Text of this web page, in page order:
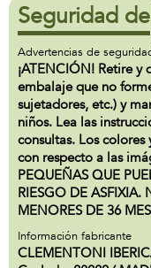
Seguridad
Advertencias de
¡ATENCIÓN! Retire y
embalaje que no
sujetadores, etc.) y
niños. Lea las
consultas. Los
con respecto a las
PEQUEÑAS QUE
RIESGO DE
MENORES DE 36
Información fabricante
CLEMENTONI